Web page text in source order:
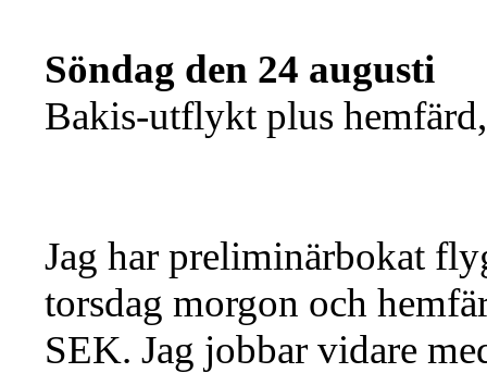
Söndag den 24 augusti
Bakis-utflykt plus
Jag har preliminärbokat
torsdag morgon och
SEK. Jag jobbar vidare